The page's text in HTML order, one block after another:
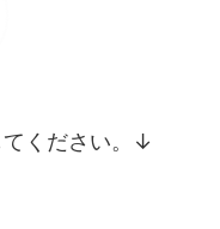
ください。↓